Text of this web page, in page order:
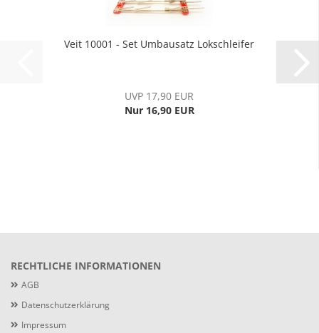
Veit 10001 - Set Umbausatz Lokschleifer
UVP 17,90 EUR
Nur 16,90 EUR
RECHTLICHE INFORMATIONEN
AGB
Datenschutzerklärung
Impressum